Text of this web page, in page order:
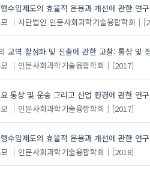
수입제도의 효율적 운용과 개선에 관한 연구
사단법인 인문사회과학기술융합학회
교역 활성화 및 진출에 관한 고찰: 통상 및
인문사회과학기술융합학회 [2017]
통상 및 운송 그리고 산업 환경에 관한 연구
인문사회과학기술융합학회 [2017]
수입제도의 효율적 운용과 개선에 관한 연구
인문사회과학기술융합학회 [2018]